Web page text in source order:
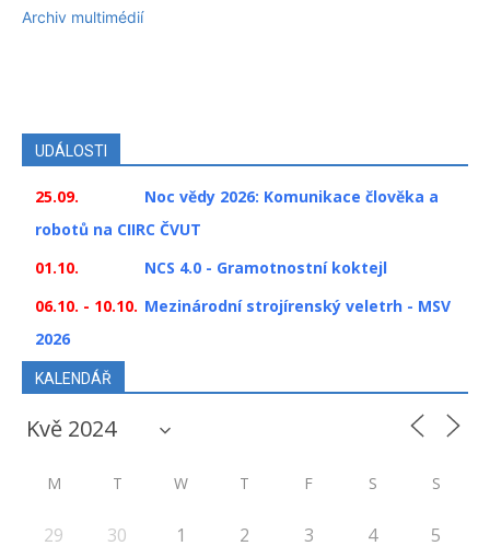
Archiv multimédií
UDÁLOSTI
25.09.
Noc vědy 2026: Komunikace člověka a
robotů na CIIRC ČVUT
01.10.
NCS 4.0 - Gramotnostní koktejl
06.10. - 10.10. Mezinárodní strojírenský veletrh - MSV
2026
KALENDÁŘ
M T W T F S S
29 30 1 2 3 4 5